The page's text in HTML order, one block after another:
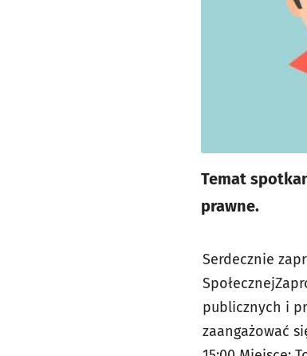
Temat
prawne.
Serdecznie
publicznych i
zaangażować